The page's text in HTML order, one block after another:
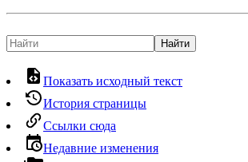
Найти
Показать исходный текст
История страницы
Ссылки сюда
Недавние изменения